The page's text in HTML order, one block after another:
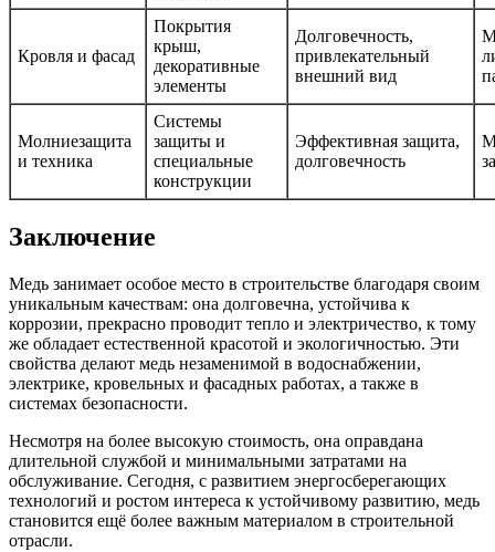
Кровля и фасад
Покрытия
крыш,
декоративные
элементы
Долговечность,
привлекательный
внешний вид
Молниезащита
и техника
Системы
защиты и
специальные
конструкции
Эффективная защита,
долговечность
Заключение
Медь занимает особое место в строительстве благодаря своим
уникальным качествам: она долговечна, устойчива к
коррозии, прекрасно проводит тепло и электричество, к тому
же обладает естественной красотой и экологичностью. Эти
свойства делают медь незаменимой в водоснабжении,
электрике, кровельных и фасадных работах, а также в
системах безопасности.
Несмотря на более высокую стоимость, она оправдана
длительной службой и минимальными затратами на
обслуживание. Сегодня, с развитием энергосберегающих
технологий и ростом интереса к устойчивому развитию, медь
становится ещё более важным материалом в строительной
отрасли.